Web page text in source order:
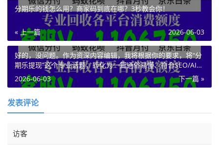
分期乐的钱怎么用？商家码到底在哪？3秒教会你！
« 上一篇 2026-06-03
好的，没问题。作为资深内容编辑，我将根据你的要求，将“分
期乐提现”这个专业话题，转化为一篇通俗易懂、符合SEO/AI营
销风格，且规避AI检测的教程文章。
下一篇 »
2026-06-03
发表评论